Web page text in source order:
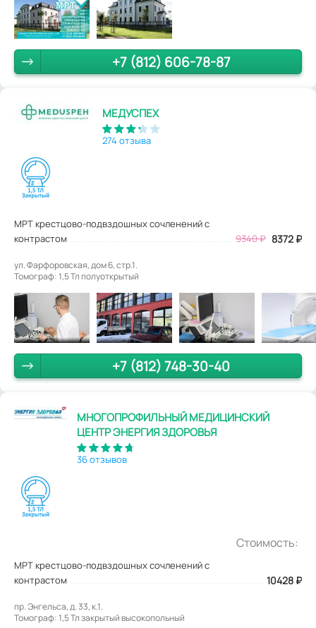
+7 (812) 606-78-87
МЕДУСПЕХ
274 отзыва
МРТ крестцово-подвздошных сочленений с
контрастом
9340₽ 8372 ₽
ул. Фарфоровская, дом 6, стр.1.
Томограф: 1,5 Тл полуоткрытый
+7 (812) 748-30-40
МНОГОПРОФИЛЬНЫЙ МЕДИЦИНСКИЙ
ЦЕНТР ЭНЕРГИЯ ЗДОРОВЬЯ
36 отзывов
Стоимость:
МРТ крестцово-подвздошных сочленений с
контрастом
10428 ₽
пр. Энгельса, д. 33, к.1.
Томограф: 1,5 Тл закрытый высокопольный